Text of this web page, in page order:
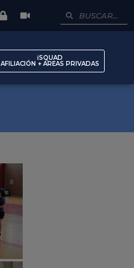
iSQUAD
AFILIACIÓN + AREAS PRIVADAS